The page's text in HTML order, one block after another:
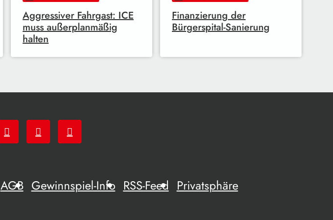
Aggressiver Fahrgast: ICE
muss außerplanmäßig
halten
Finanzierung der
Bürgerspital-Sanierung
AGB Gewinnspiel-Info RSS-Feed Privatsphäre